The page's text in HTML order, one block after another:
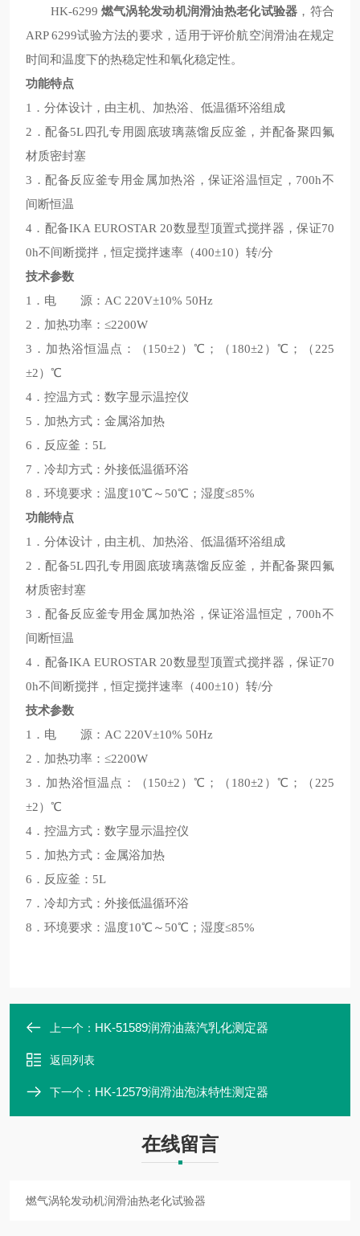
HK-6299 燃气涡轮发动机润滑油热老化试验器 ，符合
ARP 6299试验方法的要求，适用于评价航空润滑油在规定
时间和温度下的热稳定性和氧化稳定性。
功能特点
1．分体设计，由主机、加热浴、低温循环浴组成
2．配备5L四孔专用圆底玻璃蒸馏反应釜，并配备聚四氟
材质密封塞
3．配备反应釜专用金属加热浴，保证浴温恒定，700h不
间断恒温
4．配备IKA EUROSTAR 20数显型顶置式搅拌器，保证70
0h不间断搅拌，恒定搅拌速率（400±10）转/分
技术参数
1．电 源：AC 220V±10% 50Hz
2．加热功率：≤2200W
3．加热浴恒温点：（150±2）℃；（180±2）℃；（225
±2）℃
4．控温方式：数字显示温控仪
5．加热方式：金属浴加热
6．反应釜：5L
7．冷却方式：外接低温循环浴
8．环境要求：温度10℃～50℃；湿度≤85%
功能特点
1．分体设计，由主机、加热浴、低温循环浴组成
2．配备5L四孔专用圆底玻璃蒸馏反应釜，并配备聚四氟
材质密封塞
3．配备反应釜专用金属加热浴，保证浴温恒定，700h不
间断恒温
4．配备IKA EUROSTAR 20数显型顶置式搅拌器，保证70
0h不间断搅拌，恒定搅拌速率（400±10）转/分
技术参数
1．电 源：AC 220V±10% 50Hz
2．加热功率：≤2200W
3．加热浴恒温点：（150±2）℃；（180±2）℃；（225
±2）℃
4．控温方式：数字显示温控仪
5．加热方式：金属浴加热
6．反应釜：5L
7．冷却方式：外接低温循环浴
8．环境要求：温度10℃～50℃；湿度≤85%
上一个： HK-51589润滑油蒸汽乳化测定器
返回列表
下一个： HK-12579润滑油泡沫特性测定器
在线留言